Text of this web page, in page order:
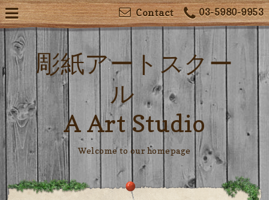
03-5980-9953
Contact
彫紙アートスクー
ル
A Art Studio
Welcome to our homepage